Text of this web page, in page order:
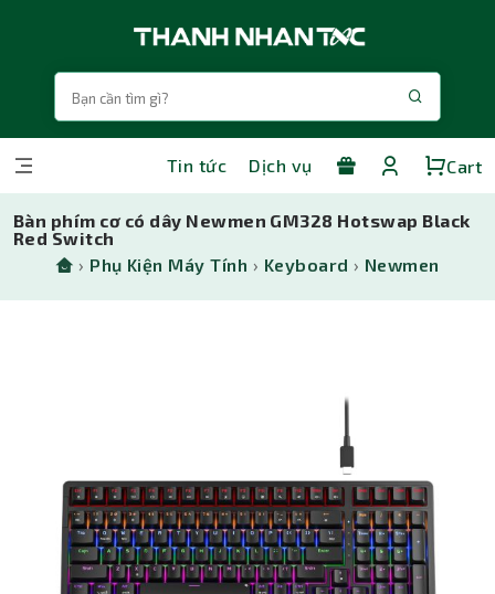
Tin tức Dịch vụ Cart
Bàn phím cơ có dây Newmen GM328 Hotswap Black
Red Switch
› Phụ Kiện Máy Tính › Keyboard › Newmen